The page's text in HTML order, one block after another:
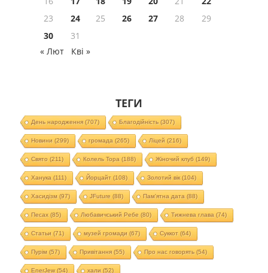
23
24 25 26 27 28
29
30
31
« Лют
Кві »
ТЕГИ
День народження(707) Благодійність (307)
Новини (299) громада (265) Ліцей (216)
Свято (211) Колель Тора (188) Жіночий клуб (149)
Ханука (111) Йорцайт (108) Золотий вік(104)
Хасидізм (97) JFuture (88) Пам'ятна дата (88)
Песах(85) Любавичський Ребе (80) Тижнева глава (74)
Статьи (71) музей громади (67) Суккот (64)
Пурім (57) Привітання(55) Про нас говорять (54)
EnerJew(54) хали (52)